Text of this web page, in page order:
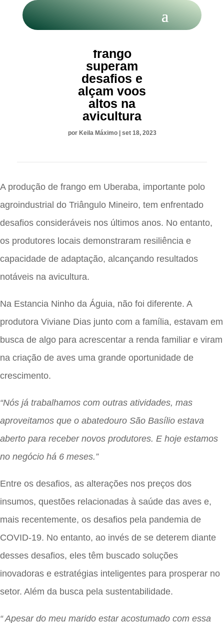
frango
superam
desafios e
alçam voos
altos na
avicultura
por Keila Máximo| set 18, 2023
A produção de frango em Uberaba, importante polo
agroindustrial do Triângulo Mineiro, tem enfrentado
desafios consideráveis ​​nos últimos anos. No entanto,
os produtores locais demonstraram resiliência e
capacidade de adaptação, alcançando resultados
notáveis ​​na avicultura.
Na Estancia Ninho da Águia, não foi diferente. A
produtora Viviane Dias junto com a família, estavam em
busca de algo para acrescentar a renda familiar e viram
na criação de aves uma grande oportunidade de
crescimento.
“Nós já trabalhamos com outras atividades, mas
aproveitamos que o abatedouro São Basílio estava
aberto para receber novos produtores. E hoje estamos
no negócio há 6 meses.”
Entre os desafios, as alterações nos preços dos
insumos, questões relacionadas à saúde das aves e,
mais recentemente, os desafios pela pandemia de
COVID-19. No entanto, ao invés de se deterem diante
desses desafios, eles têm buscado soluções
inovadoras e estratégias inteligentes para prosperar no
setor. Além da busca pela sustentabilidade.
“ Apesar do meu marido estar acostumado com essa